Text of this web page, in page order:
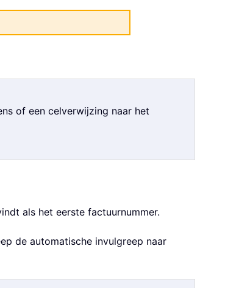
of een celverwijzing naar het
als het eerste factuurnummer.
de automatische invulgreep naar